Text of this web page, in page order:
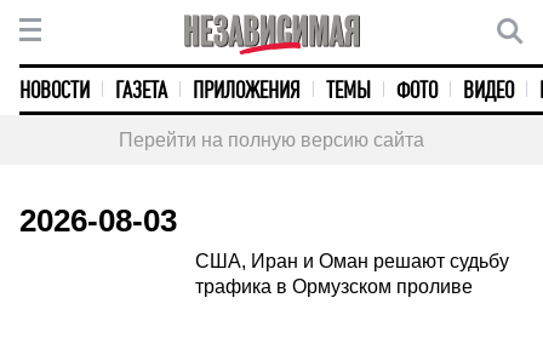
НОВОСТИ ГАЗЕТА ПРИЛОЖЕНИЯ ТЕМЫ ФОТО ВИДЕО
Перейти на полную версию сайта
2026-08-03
США, Иран и Оман решают судьбу
трафика в Ормузском проливе